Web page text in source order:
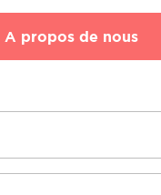
A propos de nous